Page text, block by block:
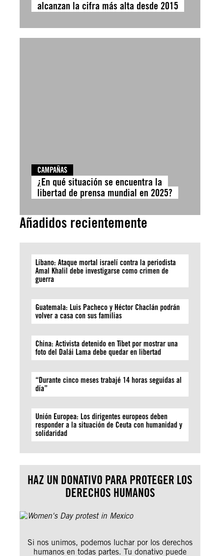
alcanzan la cifra más alta desde 2015
CAMPAÑAS
¿En qué situación se encuentra la
libertad de prensa mundial en 2025?
Añadidos recientemente
Líbano: Ataque mortal israelí contra la periodista
Amal Khalil debe investigarse como crimen de
guerra
Guatemala: Luis Pacheco y Héctor Chaclán podrán
volver a casa con sus familias
China: Activista detenido en Tíbet por mostrar una
foto del Dalái Lama debe quedar en libertad
“Durante cinco meses trabajé 14 horas seguidas al
día”
Unión Europea: Los dirigentes europeos deben
responder a la situación de Ceuta con humanidad y
solidaridad
HAZ UN DONATIVO PARA PROTEGER LOS
DERECHOS HUMANOS
Si nos unimos, podemos luchar por los derechos
humanos en todas partes. Tu donativo puede